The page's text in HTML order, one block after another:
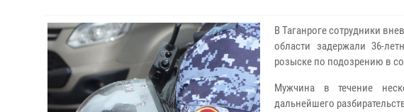
В Таганроге сотрудники
области задержали 36-
розыске по подозрению в
Мужчина в течение
дальнейшего